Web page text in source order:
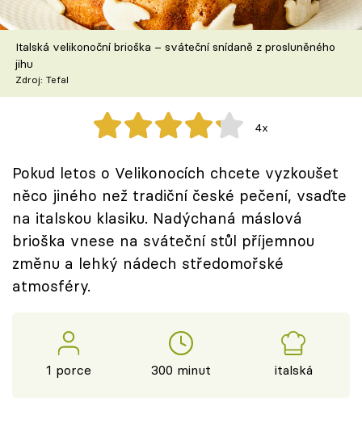
Recepty z TV
Speciál: Cuketa
Těhotnej kuchař
Sledujte prima+
Přihlášení
Sledujte nás
Italská velikonoční brioška – sváteční snídaně z prosluněného
jihu
Zdroj: Tefal
4x
Pokud letos o Velikonocích chcete vyzkoušet
něco jiného než tradiční české pečení, vsaďte
na italskou klasiku. Nadýchaná máslová
brioška vnese na sváteční stůl příjemnou
změnu a lehký nádech středomořské
atmosféry.
1 porce 300 minut italská